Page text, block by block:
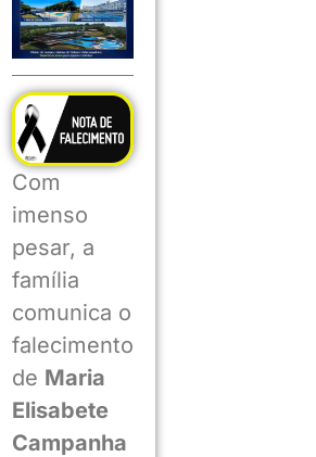
Com
imenso
pesar, a
família
comunica o
falecimento
de Maria
Elisabete
Campanha